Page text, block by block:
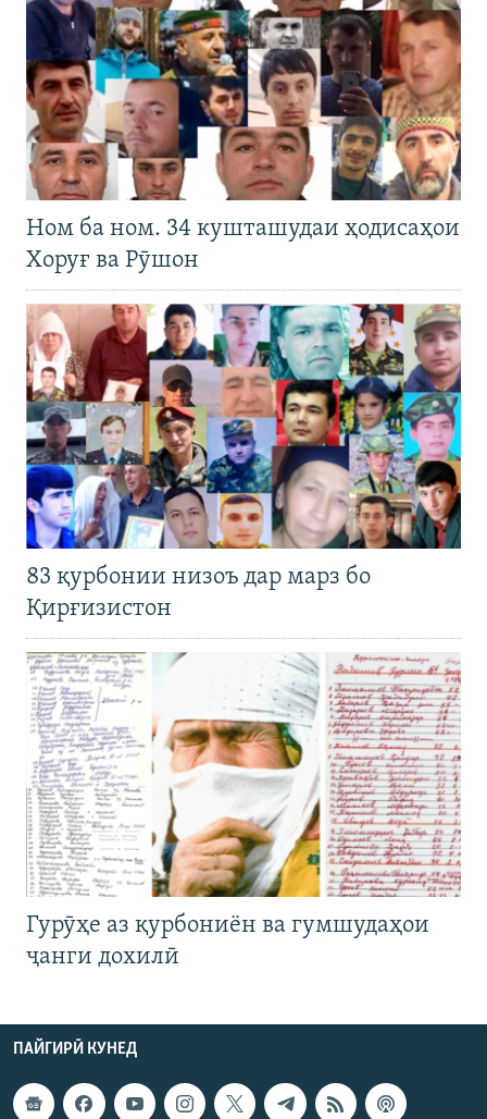
Ном ба ном. 34 кушташудаи ҳодисаҳои
Хоруғ ва Рӯшон
83 қурбонии низоъ дар марз бо
Қирғизистон
Гурӯҳе аз қурбониён ва гумшудаҳои
ҷанги дохилӣ
ПАЙГИРӢ КУНЕД